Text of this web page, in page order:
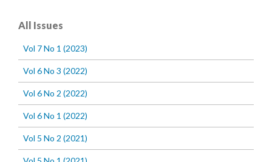
All Issues
Vol 7 No 1 (2023)
Vol 6 No 3 (2022)
Vol 6 No 2 (2022)
Vol 6 No 1 (2022)
Vol 5 No 2 (2021)